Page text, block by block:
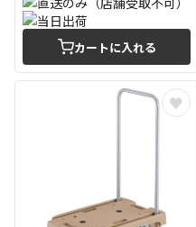
カートに入れる